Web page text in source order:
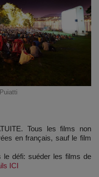
Tous les films non
en français, sauf le film
le défi: suéder les films de
ICI